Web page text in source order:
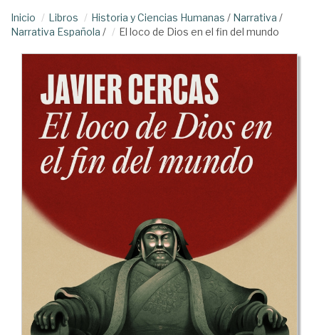
Inicio Libros Historia y Ciencias Humanas / Narrativa /
Narrativa Española / El loco de Dios en el fin del mundo